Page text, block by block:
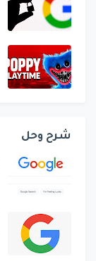
شرح وحل